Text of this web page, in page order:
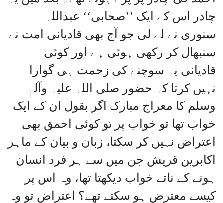
چادر اس کے ایک ’’صحابی‘‘ عبداللہ
سنوری نے لے لی جو آج بھی قادیانی امت نے
سنبھال کر رکھی ہوئی ہے اور کوئی
قادیانی یہ سوچنے کی زحمت ہی گوارا
نہیں کرتا کہ حضور صلی اللہ علیہ وآلہٖ
وسلم کا معراج مبارک اگر بقول ان کے ایک
خواب تھا تو خواب پر تو کوئی احمق بھی
اعتراض نہیں کر سکتا، زبان و بیان کے ماہر
اکابرین قریش جن میں سے ہر فرد انسان
ہونے کے ناتے خواب دیکھتا تھا، وہ اس پر
کیسے معترض ہو سکتے تھے؟ اعتراض تو وہ